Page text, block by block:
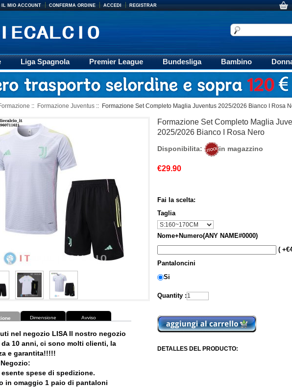
IL MIO ACCOUNT CONFERMA ORDINE ACCEDI REGISTRAR
Liga Spagnola Premier League Bundesliga Bambino
Retro Formazione Maglia Calcio Polo
:: Formazione Juventus :: Formazione Set Completo Maglia Juventus 2025/2026 Bianco I Rosa
Dimensione Avviso
nel negozio LISA Il nostro negozio
10 anni, ci sono molti clienti, la
e garantita!!!!!
esente spese di spedizione.
in omaggio 1 paio di pantaloni
Formazione Set Completo Maglia
2025/2026 Bianco I Rosa Nero
Disponibilita: in magazzino
€29.90
Fai la scelta:
Taglia
Nome+Numero(ANY NAME#0000)
(
Pantaloncini
Si
Quantity :
DETALLES DEL PRODUCTO: